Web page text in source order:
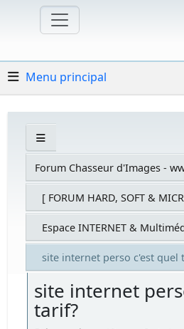
Menu principal
Forum Chasseur d'Images -
[ FORUM HARD, SOFT &
Espace INTERNET &
site internet perso c'est quel
site internet
tarif?